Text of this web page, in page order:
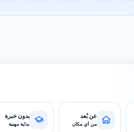
عن بُعد
من أي مكان
بدون خبرة
بداية مهنية